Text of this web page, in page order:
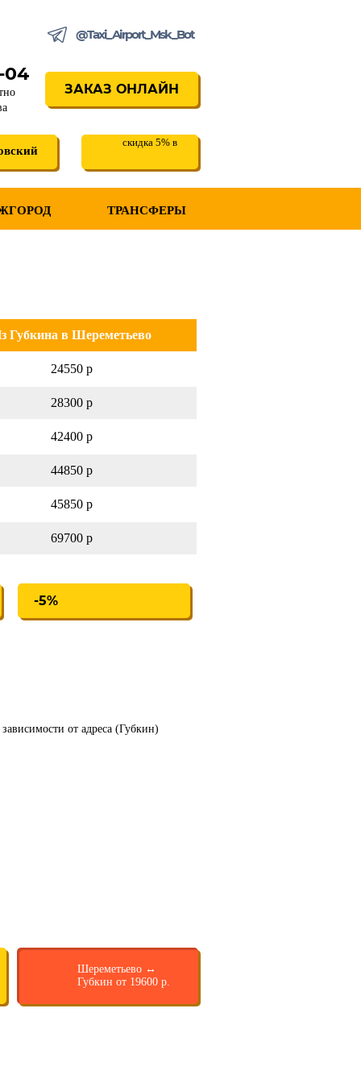
@Taxi_Airport_Msk_Bot
04
ЗАКАЗ ОНЛАЙН
скидка 5% в
ТРАНСФЕРЫ
Губкина в Шереметьево
24550 р
28300 р
42400 р
44850 р
45850 р
69700 р
-5%
от адреса (Губкин)
Шереметьево ↔
Губкин от 19600 р.